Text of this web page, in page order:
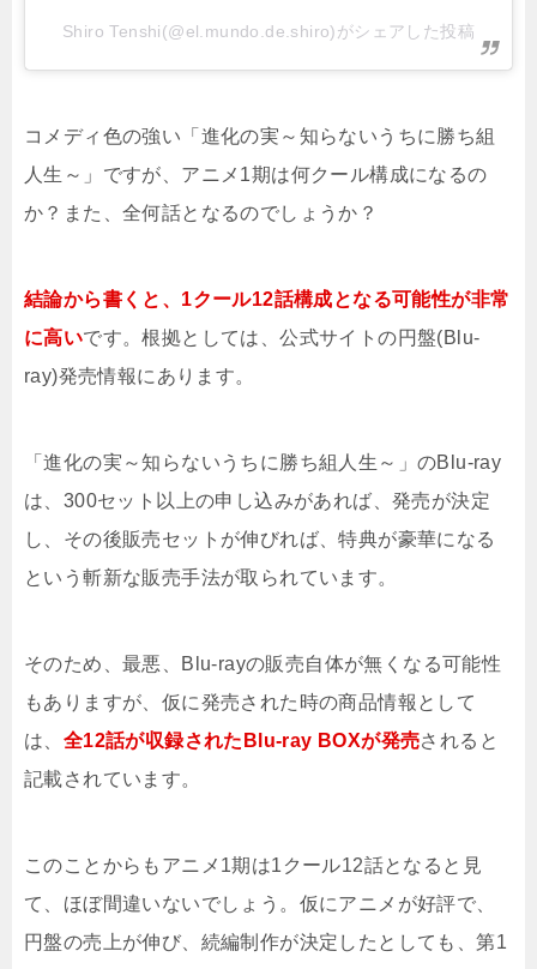
Shiro Tenshi(@el.mundo.de.shiro)がシェアした投稿
コメディ色の強い「進化の実～知らないうちに勝ち組
人生～」ですが、アニメ1期は何クール構成になるの
か？また、全何話となるのでしょうか？
結論から書くと、1クール12話構成となる可能性が非常
に高いです。根拠としては、公式サイトの円盤(Blu-
ray)発売情報にあります。
「進化の実～知らないうちに勝ち組人生～」のBlu-ray
は、300セット以上の申し込みがあれば、発売が決定
し、その後販売セットが伸びれば、特典が豪華になる
という斬新な販売手法が取られています。
そのため、最悪、Blu-rayの販売自体が無くなる可能性
もありますが、仮に発売された時の商品情報として
は、 全12話が収録されたBlu-ray BOXが発売されると
記載されています。
このことからもアニメ1期は1クール12話となると見
て、ほぼ間違いないでしょう。仮にアニメが好評で、
円盤の売上が伸び、続編制作が決定したとしても、第1